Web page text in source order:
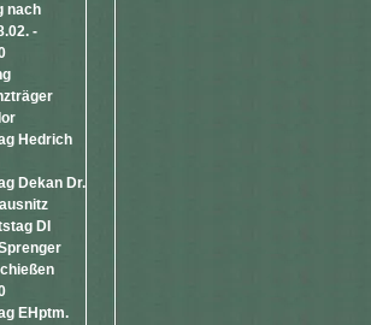
nach
-
Hedrich
Dekan Dr.
DI
EHptm.